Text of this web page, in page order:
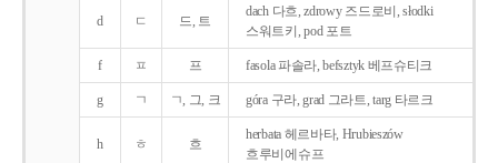
d ㄷ 드, 트
dach 다흐, zdrowy 즈드로비, słodki
스워트키, pod 포트
f ㅍ 프 fasola 파솔라, befsztyk 베프슈티크
g ㄱ ㄱ, 그, 크 góra 구라, grad 그라트, targ 타르크
h ㅎ 흐
herbata 헤르바타, Hrubieszów
흐루비에슈프